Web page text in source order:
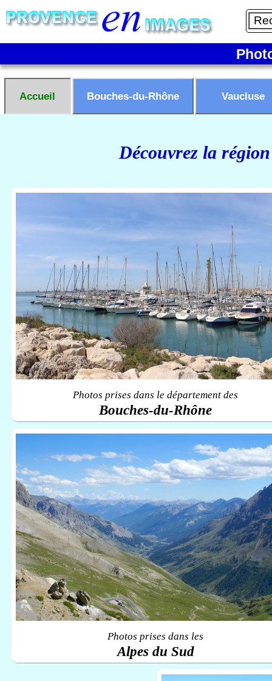
Accueil Bouches-du-Rhône Vaucluse
Découvrez la
Photos prises dans le département des
Bouches-du-Rhône
Photos prises dans les
Alpes du Sud